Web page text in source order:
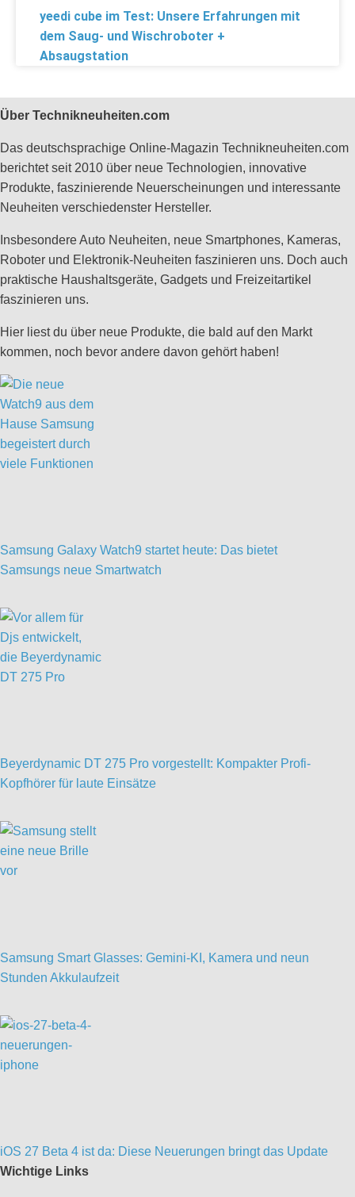
yeedi cube im Test: Unsere Erfahrungen mit
dem Saug- und Wischroboter +
Absaugstation
Über Technikneuheiten.com
Das deutschsprachige Online-Magazin Technikneuheiten.com
berichtet seit 2010 über neue Technologien, innovative
Produkte, faszinierende Neuerscheinungen und interessante
Neuheiten verschiedenster Hersteller.
Insbesondere Auto Neuheiten, neue Smartphones, Kameras,
Roboter und Elektronik-Neuheiten faszinieren uns. Doch auch
praktische Haushaltsgeräte, Gadgets und Freizeitartikel
faszinieren uns.
Hier liest du über neue Produkte, die bald auf den Markt
kommen, noch bevor andere davon gehört haben!
Samsung Galaxy Watch9 startet heute: Das bietet
Samsungs neue Smartwatch
Beyerdynamic DT 275 Pro vorgestellt: Kompakter Profi-
Kopfhörer für laute Einsätze
Samsung Smart Glasses: Gemini-KI, Kamera und neun
Stunden Akkulaufzeit
iOS 27 Beta 4 ist da: Diese Neuerungen bringt das Update
Wichtige Links